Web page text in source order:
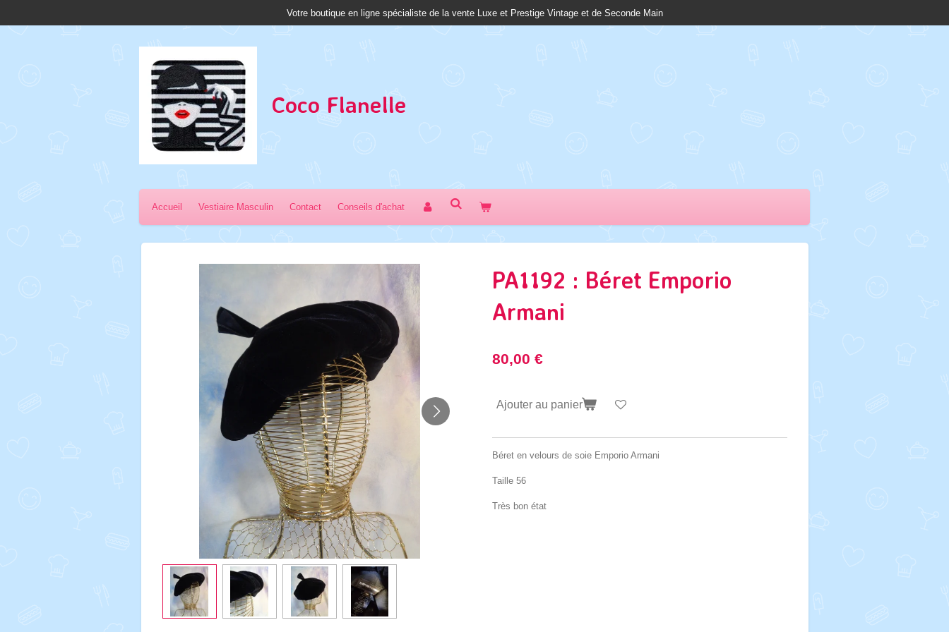
Votre boutique en ligne spécialiste de la vente Luxe et Prestige Vintage et de Seconde Main
Coco Flanelle
Accueil Vestiaire Masculin Contact Conseils d'achat
PA1192 : Béret Emporio
Armani
80,00 €
Ajouter au panier
Béret en velours de soie Emporio Armani
Taille 56
Très bon état